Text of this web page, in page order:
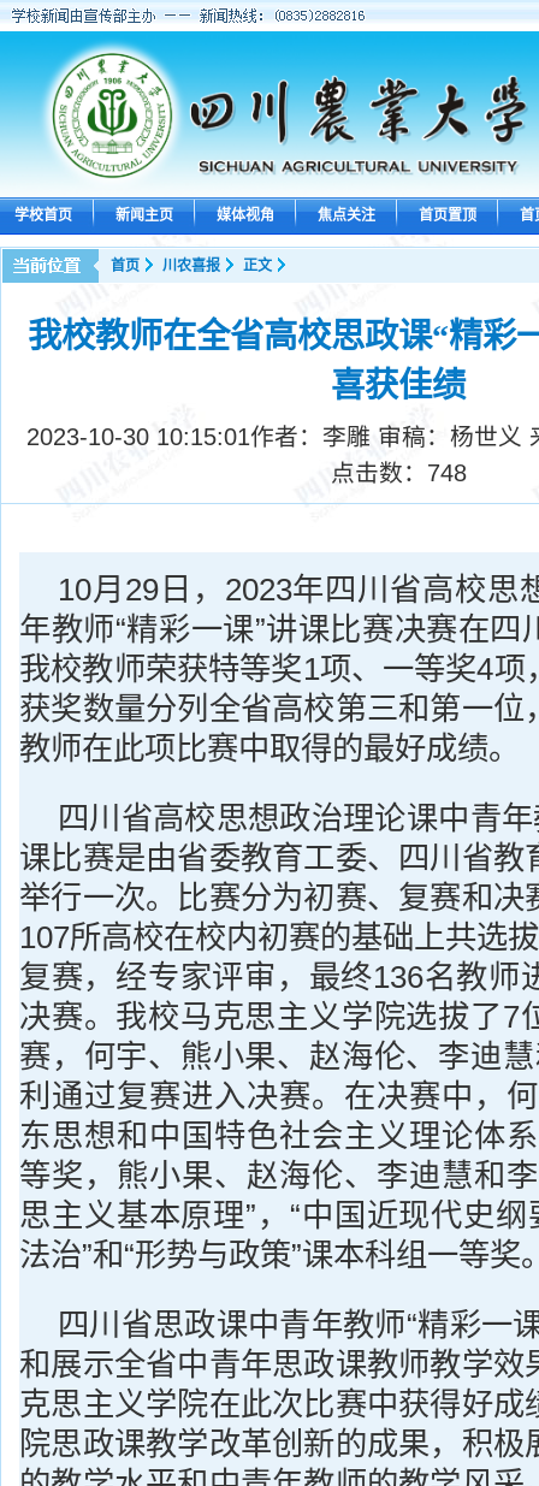
学校首页 新闻主页 媒体视角 焦点关注 首页置顶 首
首页 川农喜报 正文
我校教师在全省高校思政课“精彩
喜获佳绩
2023-10-30 10:15:01作者：李雕 审稿：杨世义
点击数： 748
10月29日，2023年四川省高校思
年教师“精彩一课”讲课比赛决赛在四
我校教师荣获特等奖1项、一等奖4项
获奖数量分列全省高校第三和第一位
教师在此项比赛中取得的最好成绩。
四川省高校思想政治理论课中青年
课比赛是由省委教育工委、四川省教
举行一次。比赛分为初赛、复赛和决
107所高校在校内初赛的基础上共选
复赛，经专家评审，最终136名教师
决赛。我校马克思主义学院选拔了7
赛，何宇、熊小果、赵海伦、李迪
利通过复赛进入决赛。在决赛中，
东思想和中国特色社会主义理论体
等奖，熊小果、赵海伦、李迪慧和
思主义基本原理”，“中国近现代史纲
法治”和“形势与政策”课本科组一等奖
四川省思政课中青年教师“精彩一
和展示全省中青年思政课教师教学效
克思主义学院在此次比赛中获得好成
院思政课教学改革创新的成果，积极